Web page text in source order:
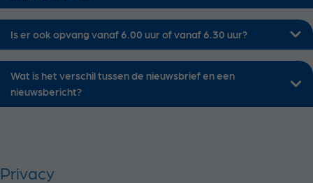
Is er ook opvang vanaf 6.00 uur of vanaf 6.30 uur?
Wat is het verschil tussen de nieuwsbrief en een
nieuwsbericht?
Privacy